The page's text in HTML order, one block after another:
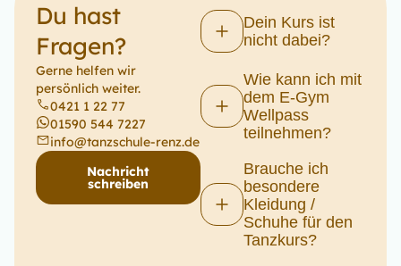
Du hast
Fragen?
Gerne helfen wir
persönlich weiter.
0421 1 22 77
01590 544 7227
info@tanzschule-renz.de
Nachricht
schreiben
Dein Kurs ist
nicht dabei?
Wie kann ich mit
dem E-Gym
Wellpass
teilnehmen?
Brauche ich
besondere
Kleidung /
Schuhe für den
Tanzkurs?